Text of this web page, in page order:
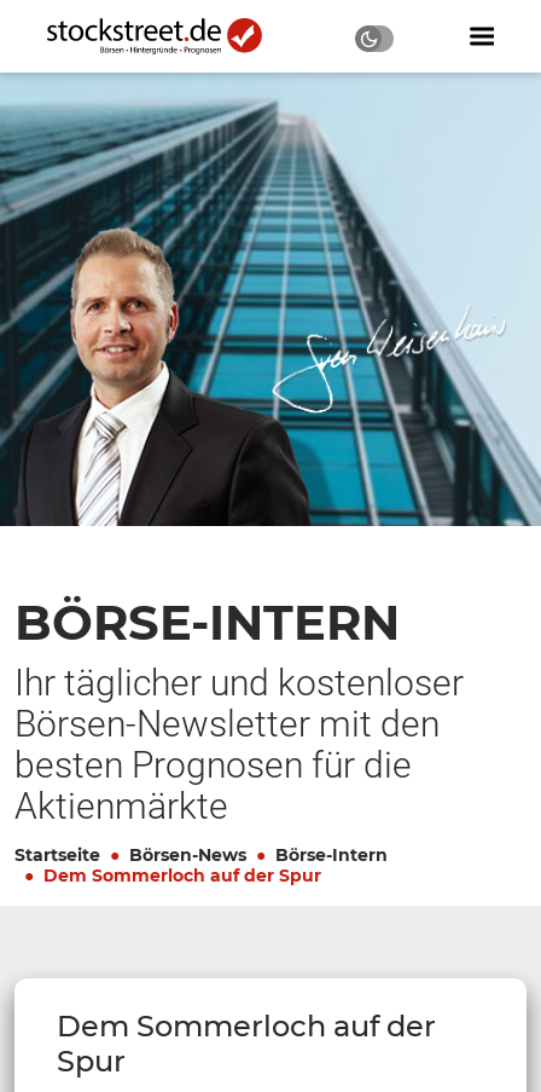
BÖRSE-INTERN
Ihr täglicher und kostenloser
Börsen-Newsletter mit den
besten Prognosen für die
Aktienmärkte
Startseite Börsen-News
Börse-Intern
Dem Sommerloch auf der Spur
Dem Sommerloch auf der
Spur